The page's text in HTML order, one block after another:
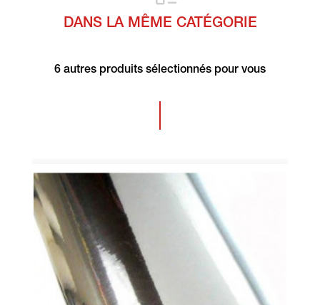
DANS LA MÊME CATÉGORIE
6 autres produits sélectionnés pour vous